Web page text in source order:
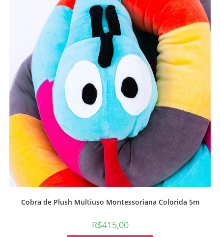
Cobra de Plush Multiuso Montessoriana Colorida 5m
R$415,00